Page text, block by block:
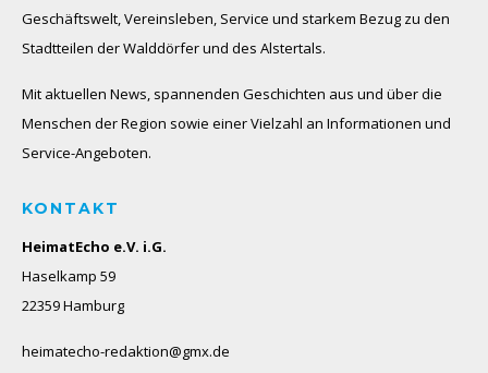
Geschäftswelt, Vereinsleben, Service und starkem Bezug zu den
Stadtteilen der Walddörfer und des Alstertals.
Mit aktuellen News, spannenden Geschichten aus und über die
Menschen der Region sowie einer Vielzahl an Informationen und
Service-Angeboten.
KONTAKT
HeimatEcho e.V. i.G.
Haselkamp 59
22359 Hamburg
heimatecho-redaktion@gmx.de